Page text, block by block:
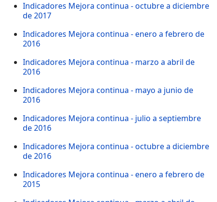
Indicadores Mejora continua - octubre a diciembre
de 2017
Indicadores Mejora continua - enero a febrero de
2016
Indicadores Mejora continua - marzo a abril de
2016
Indicadores Mejora continua - mayo a junio de
2016
Indicadores Mejora continua - julio a septiembre
de 2016
Indicadores Mejora continua - octubre a diciembre
de 2016
Indicadores Mejora continua - enero a febrero de
2015